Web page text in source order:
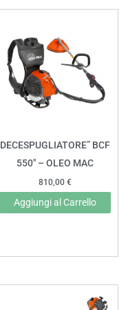
DECESPUGLIATORE” BCF
550″ – OLEO MAC
810,00 €
Aggiungi al Carrello